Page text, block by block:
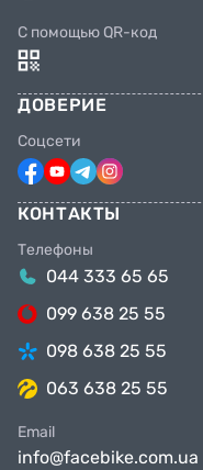
C помощью QR-код
ДОВЕРИЕ
Соцсети
КОНТАКТЫ
Телефоны
044 333 65 65
099 638 25 55
098 638 25 55
063 638 25 55
Email
info@facebike.com.ua